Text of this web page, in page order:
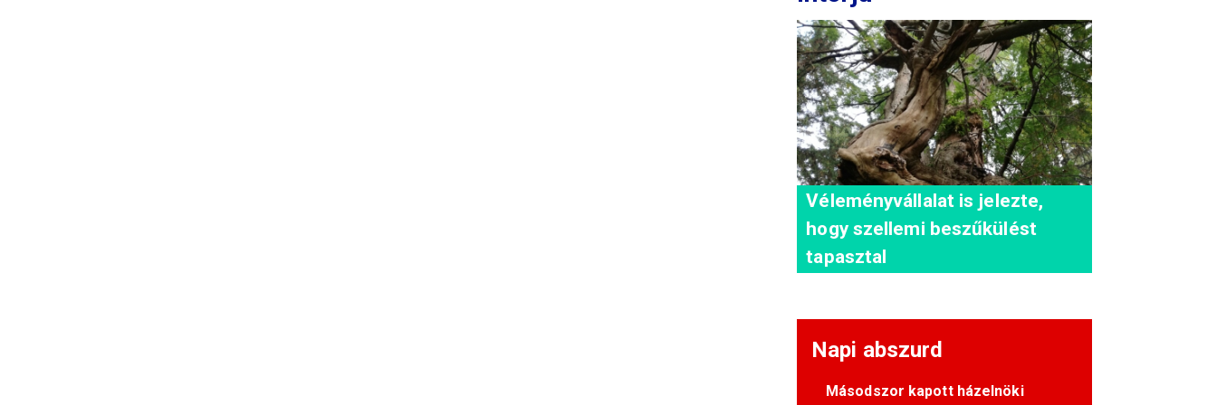
Véleményvállalat is jelezte,
hogy szellemi beszűkülést
tapasztal
Napi abszurd
Másodszor kapott házelnöki